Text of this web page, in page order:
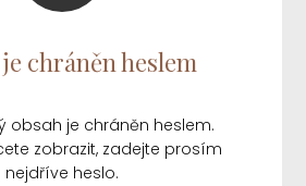
chráněn heslem
obsah je chráněn heslem.
zobrazit, zadejte prosím
nejdříve heslo.